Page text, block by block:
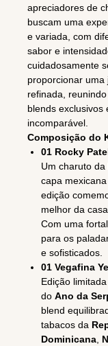
apreciadores de
buscam uma
e variada, com
sabor e
cuidadosamente
proporcionar uma
refinada,
blends exclusivos
incomparável.
Composição do
01 Rocky
Um charuto da
capa mexicana
edição
melhor da casa
Com uma
para os
e sofisticados.
01 Vegafina
Edição
do Ano da
blend
tabacos da
Dominicana,